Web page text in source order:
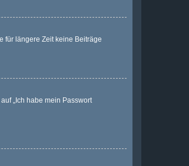
für längere Zeit keine Beiträge
„Ich habe mein Passwort